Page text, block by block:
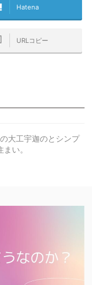
Hatena
URLコピー
大工宇迦のとシンプ
い。